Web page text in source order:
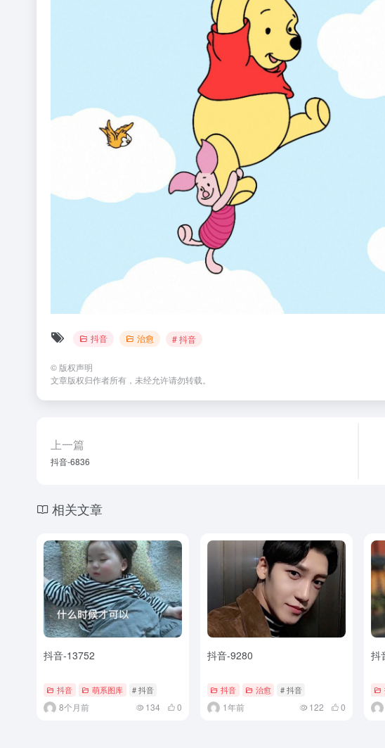
抖音 治愈 # 抖音
© 版权声明
文章版权归作者所有，未经允许请勿转载。
上一篇
抖音-6836
相关文章
抖音-13752
抖音 萌系图库 # 抖音
8个月前 134 0
抖音-9280
抖音 治愈 # 抖音
1年前 122 0
抖